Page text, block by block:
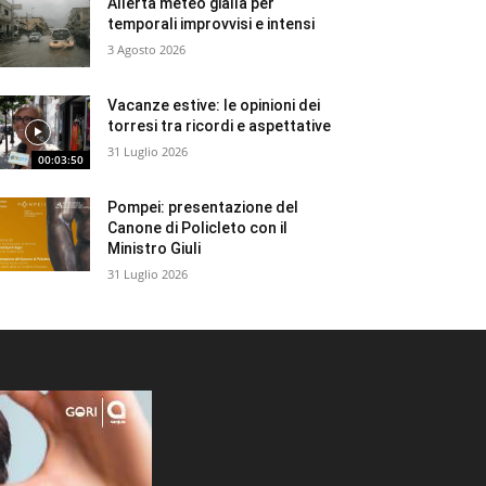
temporali improvvisi e intensi
3 Agosto 2026
00:03:50
Vacanze estive: le opinioni dei
torresi tra ricordi e aspettative
31 Luglio 2026
Pompei: presentazione del
Canone di Policleto con il
Ministro Giuli
31 Luglio 2026